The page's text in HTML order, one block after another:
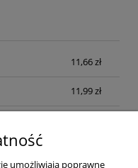
płatności
11,66 zł
11,99 zł
umożliwiają poprawne